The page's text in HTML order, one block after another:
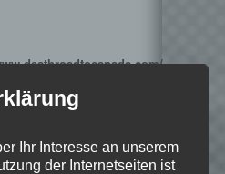
Hinweise
Ihr Interesse an unserem
der Internetseiten ist